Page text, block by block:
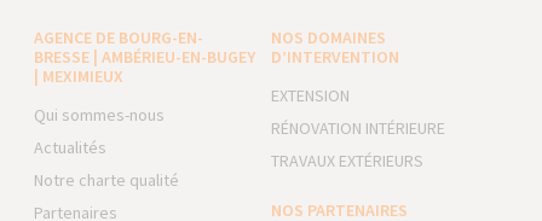
AGENCE DE BOURG-EN-
BRESSE | AMBÉRIEU-EN-BUGEY
| MEXIMIEUX
Qui sommes-nous
Actualités
Notre charte qualité
Partenaires
NOS DOMAINES
D’INTERVENTION
EXTENSION
RÉNOVATION INTÉRIEURE
TRAVAUX EXTÉRIEURS
NOS PARTENAIRES